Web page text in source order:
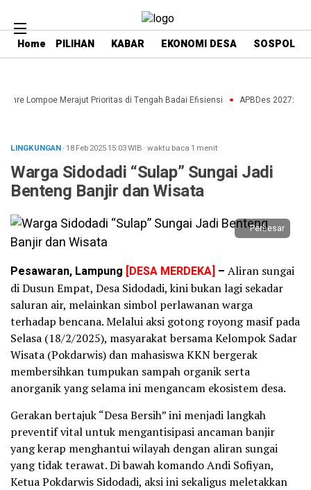
Home PILIHAN KABAR EKONOMI DESA SOSPOL
Lompoe Merajut Prioritas di Tengah Badai Efisiensi APBDes 2027:
LINGKUNGAN· 18 Feb 202515:03WIB ·waktu baca 1 menit
Warga Sidodadi “Sulap” Sungai Jadi
Benteng Banjir dan Wisata
Perbesar
Pesawaran, Lampung [DESA MERDEKA] – Aliran sungai
di Dusun Empat, Desa Sidodadi, kini bukan lagi sekadar
saluran air, melainkan simbol perlawanan warga
terhadap bencana. Melalui aksi gotong royong masif pada
Selasa (18/2/2025), masyarakat bersama Kelompok Sadar
Wisata (Pokdarwis) dan mahasiswa KKN bergerak
membersihkan tumpukan sampah organik serta
anorganik yang selama ini mengancam ekosistem desa.
Gerakan bertajuk “Desa Bersih” ini menjadi langkah
preventif vital untuk mengantisipasi ancaman banjir
yang kerap menghantui wilayah dengan aliran sungai
yang tidak terawat. Di bawah komando Andi Sofiyan,
Ketua Pokdarwis Sidodadi, aksi ini sekaligus meletakkan